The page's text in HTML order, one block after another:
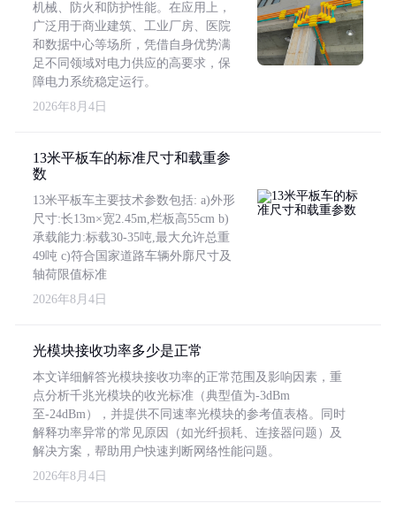
机械、防火和防护性能。在应用上，
广泛用于商业建筑、工业厂房、医院
和数据中心等场所，凭借自身优势满
足不同领域对电力供应的高要求，保
障电力系统稳定运行。
2026年8月4日
13米平板车的标准尺寸和载重参
数
13米平板车主要技术参数包括: a)外形
尺寸:长13m×宽2.45m,栏板高55cm b)
承载能力:标载30-35吨,最大允许总重
49吨 c)符合国家道路车辆外廓尺寸及
轴荷限值标准
2026年8月4日
光模块接收功率多少是正常
本文详细解答光模块接收功率的正常范围及影响因素，重
点分析千兆光模块的收光标准（典型值为-3dBm
至-24dBm），并提供不同速率光模块的参考值表格。同时
解释功率异常的常见原因（如光纤损耗、连接器问题）及
解决方案，帮助用户快速判断网络性能问题。
2026年8月4日